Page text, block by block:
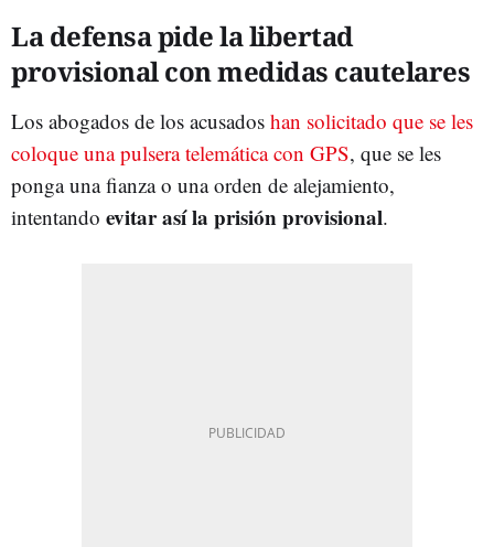
La defensa pide la libertad
provisional con medidas cautelares
Los abogados de los acusados han solicitado que se les
coloque una pulsera telemática con GPS, que se les
ponga una fianza o una orden de alejamiento,
intentando evitar así la prisión provisional.